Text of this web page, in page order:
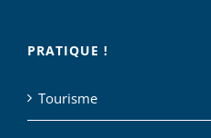
PRATIQUE !
Tourisme